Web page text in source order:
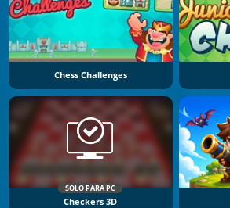
Chess Challenges
SOLO PARA PC
Checkers 3D